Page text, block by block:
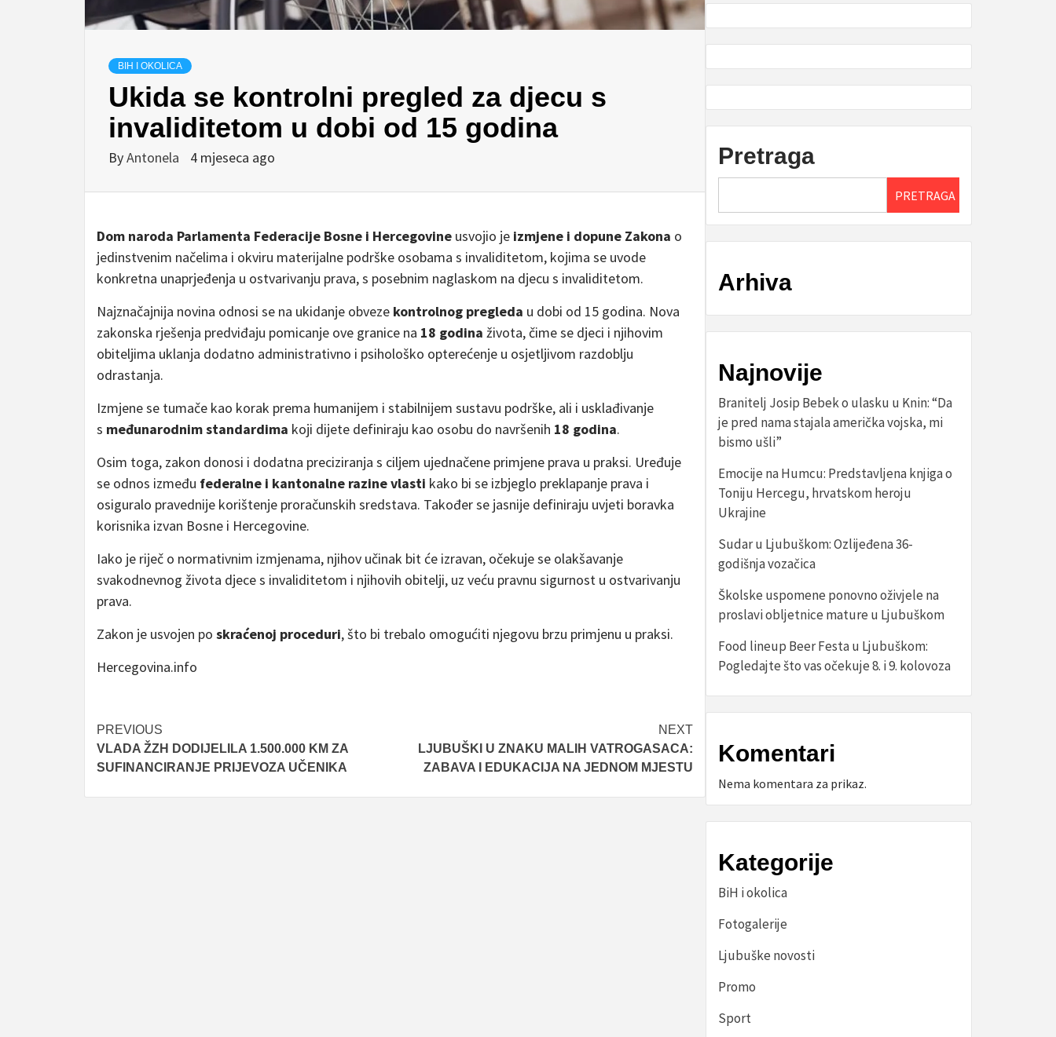
BIH I OKOLICA
Ukida se kontrolni pregled za djecu s
invaliditetom u dobi od 15 godina
ByAntonela 4 mjeseca ago
Dom naroda Parlamenta Federacije Bosne i Hercegovine usvojio je izmjene i dopune Zakona o
jedinstvenim načelima i okviru materijalne podrške osobama s invaliditetom, kojima se uvode
konkretna unaprjeđenja u ostvarivanju prava, s posebnim naglaskom na djecu s invaliditetom.
Najznačajnija novina odnosi se na ukidanje obveze kontrolnog pregleda u dobi od 15 godina. Nova
zakonska rješenja predviđaju pomicanje ove granice na 18 godina života, čime se djeci i njihovim
obiteljima uklanja dodatno administrativno i psihološko opterećenje u osjetljivom razdoblju
odrastanja.
Izmjene se tumače kao korak prema humanijem i stabilnijem sustavu podrške, ali i usklađivanje
s međunarodnim standardima koji dijete definiraju kao osobu do navršenih 18 godina.
Osim toga, zakon donosi i dodatna preciziranja s ciljem ujednačene primjene prava u praksi. Uređuje
se odnos između federalne i kantonalne razine vlasti kako bi se izbjeglo preklapanje prava i
osiguralo pravednije korištenje proračunskih sredstava. Također se jasnije definiraju uvjeti boravka
korisnika izvan Bosne i Hercegovine.
Iako je riječ o normativnim izmjenama, njihov učinak bit će izravan, očekuje se olakšavanje
svakodnevnog života djece s invaliditetom i njihovih obitelji, uz veću pravnu sigurnost u ostvarivanju
prava.
Zakon je usvojen po skraćenoj proceduri, što bi trebalo omogućiti njegovu brzu primjenu u praksi.
Hercegovina.info
Post
navigation
PREVIOUS
VLADA ŽZH DODIJELILA 1.500.000 KM ZA
SUFINANCIRANJE PRIJEVOZA UČENIKA
NEXT
LJUBUŠKI U ZNAKU MALIH VATROGASACA:
ZABAVA I EDUKACIJA NA JEDNOM MJESTU
Pretraga
PRETRAGA
Arhiva
Najnovije
Branitelj Josip Bebek o ulasku u Knin: “Da
je pred nama stajala američka vojska, mi
bismo ušli”
Emocije na Humcu: Predstavljena knjiga o
Toniju Hercegu, hrvatskom heroju
Ukrajine
Sudar u Ljubuškom: Ozlijeđena 36-
godišnja vozačica
Školske uspomene ponovno oživjele na
proslavi obljetnice mature u Ljubuškom
Food lineup Beer Festa u Ljubuškom:
Pogledajte što vas očekuje 8. i 9. kolovoza
Komentari
Nema komentara za prikaz.
Kategorije
BiH i okolica
Fotogalerije
Ljubuške novosti
Promo
Sport